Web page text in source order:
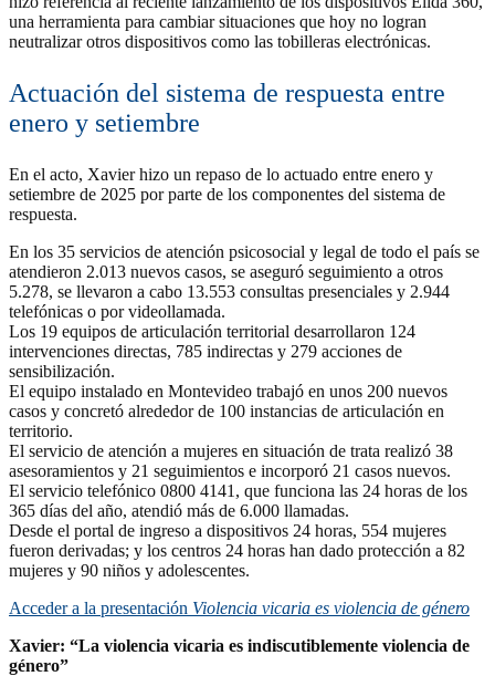
una herramienta para cambiar situaciones que hoy no logran
neutralizar otros dispositivos como las tobilleras electrónicas.
Actuación del sistema de respuesta entre
enero y setiembre
En el acto, Xavier hizo un repaso de lo actuado entre enero y
setiembre de 2025 por parte de los componentes del sistema de
respuesta.
En los 35 servicios de atención psicosocial y legal de todo el país se
atendieron 2.013 nuevos casos, se aseguró seguimiento a otros
5.278, se llevaron a cabo 13.553 consultas presenciales y 2.944
telefónicas o por videollamada.
Los 19 equipos de articulación territorial desarrollaron 124
intervenciones directas, 785 indirectas y 279 acciones de
sensibilización.
El equipo instalado en Montevideo trabajó en unos 200 nuevos
casos y concretó alrededor de 100 instancias de articulación en
territorio.
El servicio de atención a mujeres en situación de trata realizó 38
asesoramientos y 21 seguimientos e incorporó 21 casos nuevos.
El servicio telefónico 0800 4141, que funciona las 24 horas de los
365 días del año, atendió más de 6.000 llamadas.
Desde el portal de ingreso a dispositivos 24 horas, 554 mujeres
fueron derivadas; y los centros 24 horas han dado protección a 82
mujeres y 90 niños y adolescentes.
Acceder a la presentación Violencia vicaria es violencia de género
Xavier: “La violencia vicaria es indiscutiblemente violencia de
género”